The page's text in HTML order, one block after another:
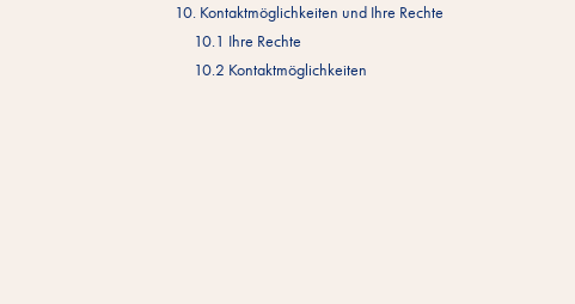
10. Kontaktmöglichkeiten und Ihre Rechte
10.1 Ihre Rechte
10.2 Kontaktmöglichkeiten